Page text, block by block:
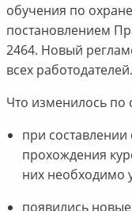
обучения по
постановлением
2464. Новый
всех работодателей.
Что изменилось
при составлении
прохождения
них необходимо
появились